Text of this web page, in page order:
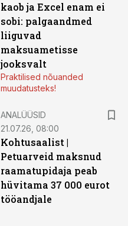
kaob ja Excel enam ei
sobi: palgaandmed
liiguvad
maksuametisse
jooksvalt
Praktilised nõuanded
muudatusteks!
ANALÜÜSID
21.07.26, 08:00
Kohtusaalist |
Petuarveid maksnud
raamatupidaja peab
hüvitama 37 000 eurot
tööandjale